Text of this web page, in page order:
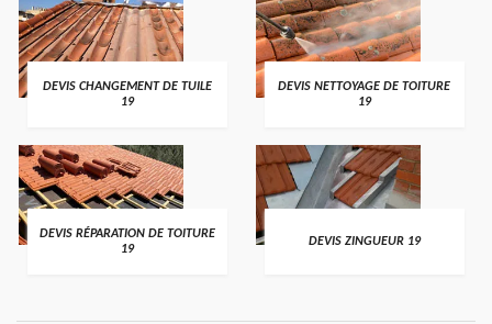
DEVIS CHANGEMENT DE TUILE
19
DEVIS NETTOYAGE DE TOITURE
19
DEVIS RÉPARATION DE TOITURE
19
DEVIS ZINGUEUR 19